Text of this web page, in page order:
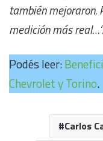
también mejoraron.
medición más
Podés leer:
Chevrolet y Torino.
Carlos